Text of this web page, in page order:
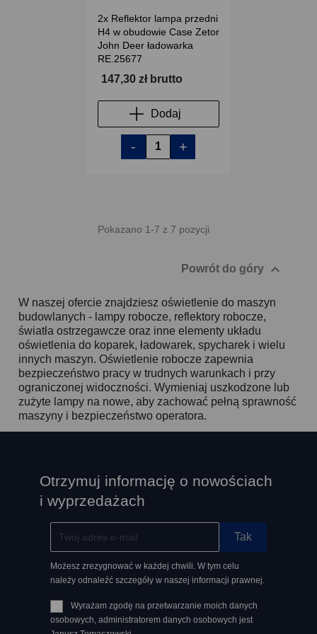
2x Reflektor lampa przedni
H4 w obudowie Case Zetor
John Deer ładowarka
RE.25677
147,30 zł brutto
Dodaj
- +
Pokazano 1-7 z 7 pozycji
Powrót do góry 
W naszej ofercie znajdziesz oświetlenie do maszyn
budowlanych - lampy robocze, reflektory robocze,
światła ostrzegawcze oraz inne elementy układu
oświetlenia do koparek, ładowarek, spycharek i wielu
innych maszyn. Oświetlenie robocze zapewnia
bezpieczeństwo pracy w trudnych warunkach i przy
ograniczonej widoczności. Wymieniaj uszkodzone lub
zużyte lampy na nowe, aby zachować pełną sprawność
maszyny i bezpieczeństwo operatora.
Otrzymuj informację o nowościach
i wyprzedażach
Możesz zrezygnować w każdej chwili. W tym celu
należy odnaleźć szczegóły w naszej informacji prawnej.
Wyrażam zgodę na przetwarzanie moich danych
osobowych, administratorem danych osobowych jest